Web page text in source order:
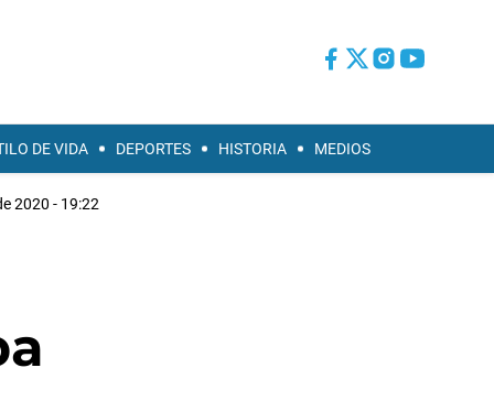
DE VIDA DEPORTES HISTORIA MEDIOS
2020 - 19:22